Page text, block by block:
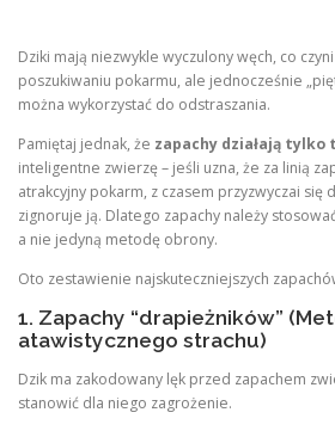
Dziki mają niezwykle wyczulony węch, co
poszukiwaniu pokarmu, ale jednocześnie
można wykorzystać do odstraszania.
Pamiętaj jednak, że zapachy działają tylko
inteligentne zwierzę – jeśli uzna, że za linią
atrakcyjny pokarm, z czasem przyzwyczai się
zignoruje ją. Dlatego zapachy należy
a nie jedyną metodę obrony.
Oto zestawienie najskuteczniejszych
1. Zapachy “drapieżników”
atawistycznego strachu)
Dzik ma zakodowany lęk przed zapachem
stanowić dla niego zagrożenie.